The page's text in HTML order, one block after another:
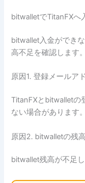
bitwalletでTitanFXへ
bitwallet入金ができ
高不足を確認します。
原因1. 登録メールア
TitanFXとbitwalletの
ない場合があります。
原因2. bitwalletの残
bitwallet残高が不足